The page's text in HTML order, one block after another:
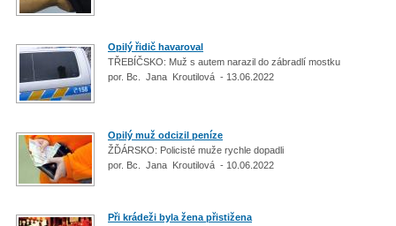
Opilý řidič havaroval
TŘEBÍČSKO: Muž s autem narazil do zábradlí mostku
por. Bc. Jana Kroutilová - 13.06.2022
Opilý muž odcizil peníze
ŽĎÁRSKO: Policisté muže rychle dopadli
por. Bc. Jana Kroutilová - 10.06.2022
Při krádeži byla žena přistižena